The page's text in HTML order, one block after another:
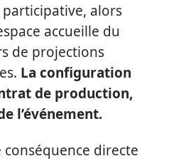
alors
accueille du
de projections
La configuration
de production,
l’événement.
conséquence directe